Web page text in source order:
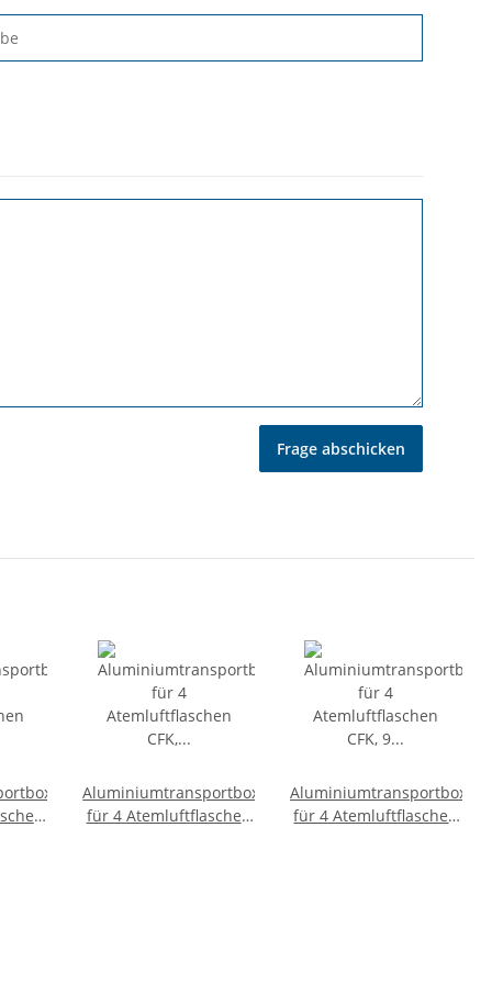
Frage abschicken
Aluminiumtransportbox
für 4 Atemluftflaschen
Aluminiumtransportbox
für 4 Atemluftflaschen